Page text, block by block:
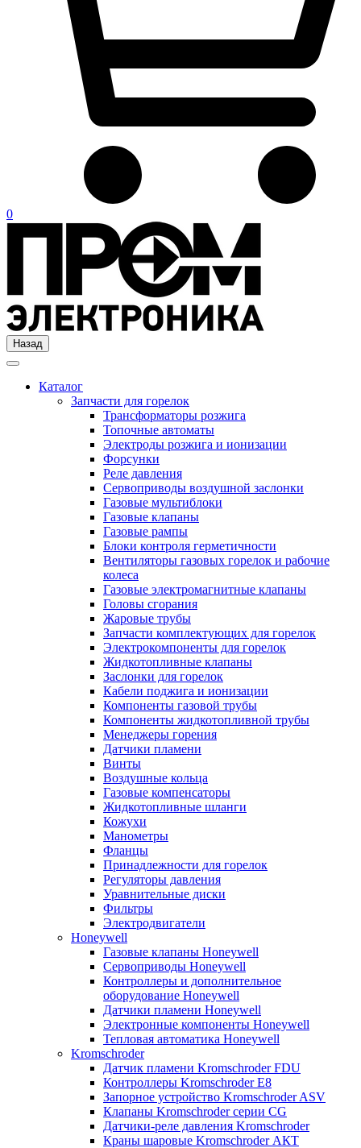
0
Назад
Каталог
Запчасти для горелок
Трансформаторы розжига
Топочные автоматы
Электроды розжига и ионизации
Форсунки
Реле давления
Сервоприводы воздушной заслонки
Газовые мультиблоки
Газовые клапаны
Газовые рампы
Блоки контроля герметичности
Вентиляторы газовых горелок и рабочие
колеса
Газовые электромагнитные клапаны
Головы сгорания
Жаровые трубы
Запчасти комплектующих для горелок
Электрокомпоненты для горелок
Жидкотопливные клапаны
Заслонки для горелок
Кабели поджига и ионизации
Компоненты газовой трубы
Компоненты жидкотопливной трубы
Менеджеры горения
Датчики пламени
Винты
Воздушные кольца
Газовые компенсаторы
Жидкотопливные шланги
Кожухи
Манометры
Фланцы
Принадлежности для горелок
Регуляторы давления
Уравнительные диски
Фильтры
Электродвигатели
Honeywell
Газовые клапаны Honeywell
Сервоприводы Honeywell
Контроллеры и дополнительное
оборудование Honeywell
Датчики пламени Honeywell
Электронные компоненты Honeywell
Тепловая автоматика Honeywell
Kromschroder
Датчик пламени Kromschroder FDU
Контроллеры Kromschroder E8
Запорное устройство Kromschroder ASV
Клапаны Kromschroder серии CG
Датчики-реле давления Kromschroder
Краны шаровые Kromschroder АКТ